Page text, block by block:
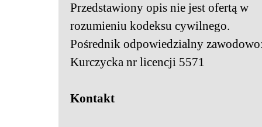
Przedstawiony opis nie jest ofertą w
rozumieniu kodeksu cywilnego.
Pośrednik odpowiedzialny
Kurczycka nr licencji 5571
Kontakt